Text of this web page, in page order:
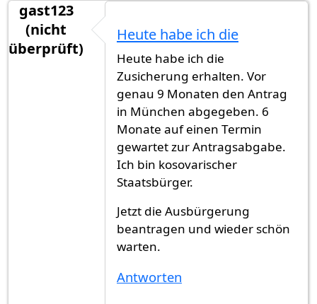
gast123
(nicht
überprüft)
Heute habe ich die
Heute habe ich die
Zusicherung erhalten. Vor
genau 9 Monaten den Antrag
in München abgegeben. 6
Monate auf einen Termin
gewartet zur Antragsabgabe.
Ich bin kosovarischer
Staatsbürger.
Jetzt die Ausbürgerung
beantragen und wieder schön
warten.
Antworten